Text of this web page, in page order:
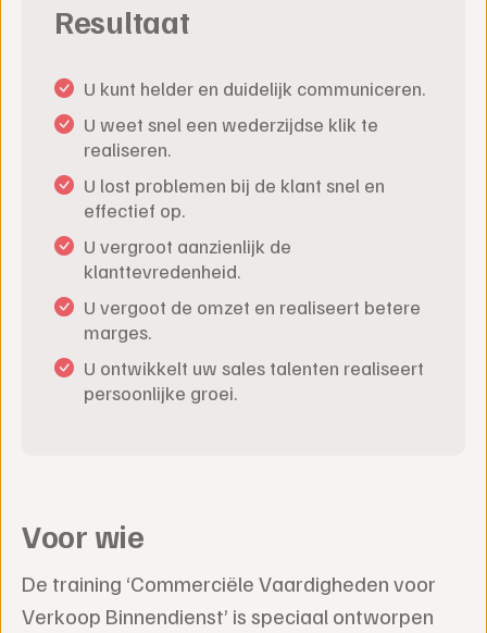
Resultaat
U kunt helder en duidelijk communiceren.
U weet snel een wederzijdse klik te
realiseren.
U lost problemen bij de klant snel en
effectief op.
U vergroot aanzienlijk de
klanttevredenheid.
U vergoot de omzet en realiseert betere
marges.
U ontwikkelt uw sales talenten realiseert
persoonlijke groei.
Voor wie
De training ‘Commerciële Vaardigheden voor
Verkoop Binnendienst’ is speciaal ontworpen